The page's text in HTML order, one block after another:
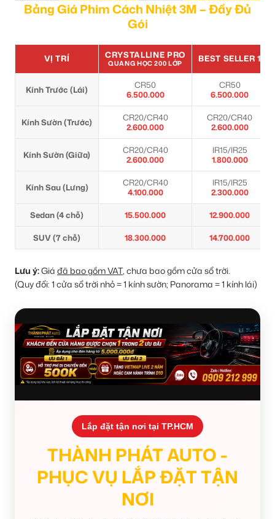
Bảng Giá Phim Cách Nhiệt 3M – Đầy Đủ
Gói
VỊ TRÍ CRYSTALLINE PRO
QUANG HỌC 200 LỚP BEST SELLER 1
Kính Trước (Lái)
CR50
6.500.000
CR50
6.500.000
Kính Sườn (Trước)
CR20/CR40
2.600.000
CR20/CR40
2.600.000
Kính Sườn (Giữa)
CR20/CR40
2.600.000
IR15/IR25
1.800.000
Kính Sau (Lưng)
CR20/CR40
4.100.000
IR15/IR25
2.300.000
Sedan (4 chỗ) 15.500.000 12.900.000
SUV (7 chỗ) 18.300.000 14.700.000
Lưu ý:Giá đã bao gồm VAT, chưa bao gồm cửa sổ trời.
(Quy đổi: 1 cửa sổ trời nhỏ = 1 kính sườn; Panorama = 1 kính lái)
Lắp đặt tận nơi tại TP.HCM
THÀNH PHÁT AUTO -
PHỤC VỤ LẮP ĐẶT TẬN
NƠI